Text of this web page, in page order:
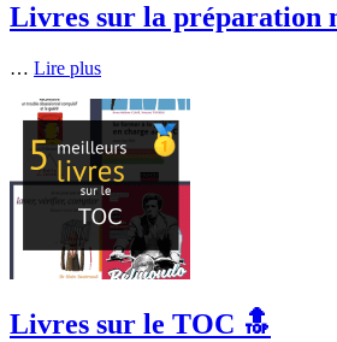
Livres sur la préparation
… Lire plus
Livres sur le TOC 🔝